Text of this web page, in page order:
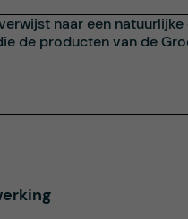
naar een
de producten van de